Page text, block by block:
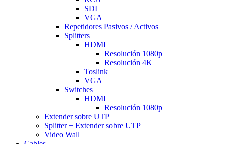
SDI
VGA
Repetidores Pasivos / Activos
Splitters
HDMI
Resolución 1080p
Resolución 4K
Toslink
VGA
Switches
HDMI
Resolución 1080p
Extender sobre UTP
Splitter + Extender sobre UTP
Video Wall